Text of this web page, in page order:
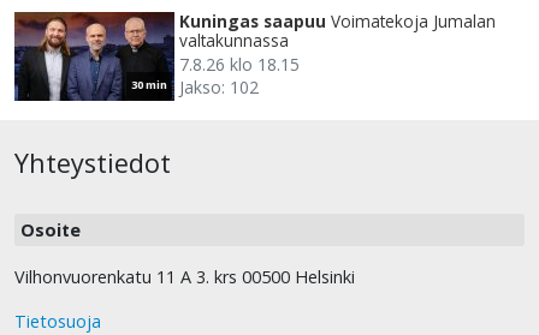
30 min
Kuningas saapuu Voimatekoja Jumalan
valtakunnassa
7.8.26 klo 18.15
Jakso: 102
Yhteystiedot
Osoite
Vilhonvuorenkatu 11 A 3. krs 00500 Helsinki
Tietosuoja